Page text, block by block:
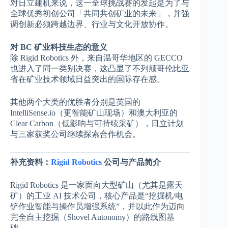
对日立建机来说，这一全球挑战赛的发起是为了与
全球优秀初创公司「共同共创矿业的未来」，并强
调创新必须跨越边界、行业与文化开放协作。
对 BC 矿业科技生态的意义
除 Rigid Robotics 外，来自温哥华地区的 GECCO
也进入了同一类别决赛，这凸显了不列颠哥伦比亚
省在矿业技术领域日益突出的国际存在感。
其他两个大类的优胜者分别是英国的
IntelliSense.io（更智能矿山现场）和澳大利亚的
Clear Carbon（低影响与可持续采矿），日立计划
与三家获奖公司继续探索合作机会。
补充资料： Rigid Robotics 公司与产品简介
Rigid Robotics 是一家面向大型矿山（尤其是露天
矿）的工业 AI 技术公司，核心产品是“挖掘机/电
铲作业智能与操作员增强系统”，并以此作为迈向
完全自主挖掘（Shovel Autonomy）的路线图基